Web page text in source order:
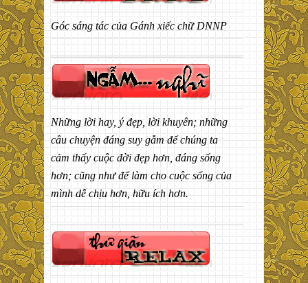
Góc sáng tác của Gánh xiếc chữ DNNP
Những lời hay, ý đẹp, lời khuyên; những
câu chuyện đáng suy gẫm để chúng ta
cảm thấy cuộc đời đẹp hơn, đáng sống
hơn; cũng như để làm cho cuộc sống của
mình dễ chịu hơn, hữu ích hơn.